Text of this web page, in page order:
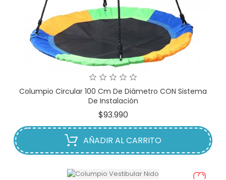
Columpio Circular 100 Cm De Diámetro CON Sistema
De Instalación
$93.990Precio
AÑADIR AL CARRITO